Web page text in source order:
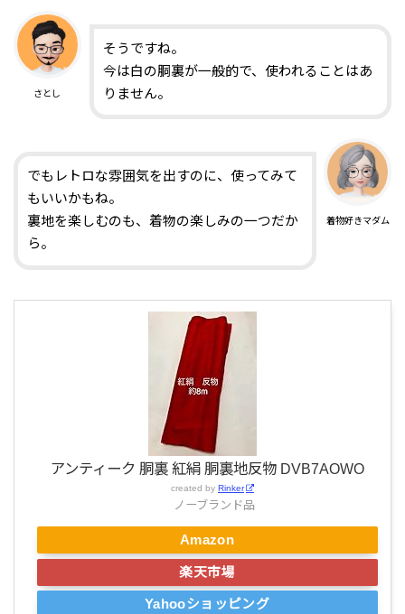
さとし
そうですね。
今は白の胴裏が一般的で、使われることはあ
りません。
着物好きマダム
でもレトロな雰囲気を出すのに、使ってみて
もいいかもね。
裏地を楽しむのも、着物の楽しみの一つだか
ら。
アンティーク 胴裏 紅絹 胴裏地反物 DVB7AOWO
created by Rinker
ノーブランド品
Amazon
楽天市場
Yahooショッピング